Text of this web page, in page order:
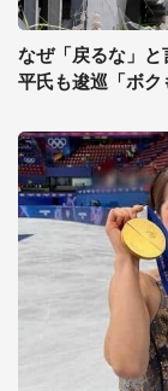
なぜ「戻るな」
平氏も逡巡「ボク